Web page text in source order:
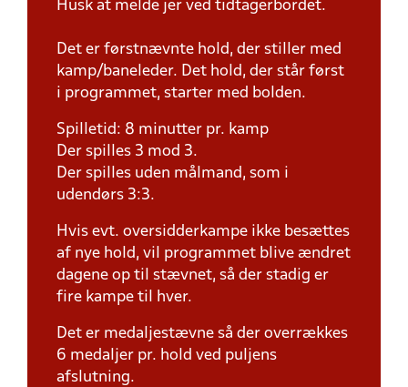
Husk at melde jer ved tidtagerbordet.
Det er førstnævnte hold, der stiller med
kamp/baneleder. Det hold, der står først
i programmet, starter med bolden.
Spilletid: 8 minutter pr. kamp
Der spilles 3 mod 3.
Der spilles uden målmand, som i
udendørs 3:3.
Hvis evt. oversidderkampe ikke besættes
af nye hold, vil programmet blive ændret
dagene op til stævnet, så der stadig er
fire kampe til hver.
Det er medaljestævne så der overrækkes
6 medaljer pr. hold ved puljens
afslutning.